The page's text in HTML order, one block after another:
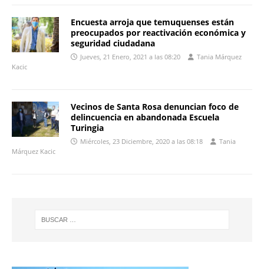
Encuesta arroja que temuquenses están
preocupados por reactivación económica y
seguridad ciudadana
Jueves, 21 Enero, 2021 a las 08:20
Tania Márquez
Kacic
Vecinos de Santa Rosa denuncian foco de
delincuencia en abandonada Escuela
Turingia
Miércoles, 23 Diciembre, 2020 a las 08:18
Tania
Márquez Kacic